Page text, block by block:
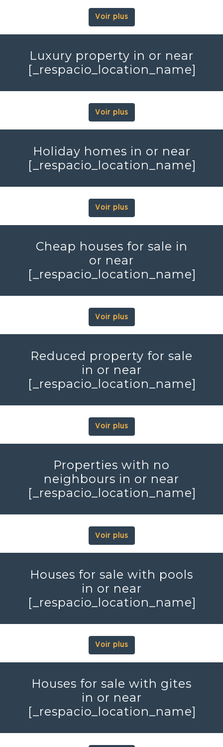
Voir plus
Luxury property in or near
[_respacio_location_name]
Voir plus
Holiday homes in or near
[_respacio_location_name]
Voir plus
Cheap houses for sale in
or near
[_respacio_location_name]
Voir plus
Reduced property for sale
in or near
[_respacio_location_name]
Voir plus
Properties with no
neighbours in or near
[_respacio_location_name]
Voir plus
Houses for sale with pools
in or near
[_respacio_location_name]
Voir plus
Houses for sale with gites
in or near
[_respacio_location_name]